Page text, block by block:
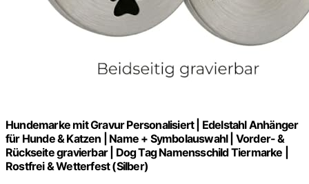
Hundemarke mit Gravur Personalisiert | Edelstahl Anhänger
für Hunde & Katzen | Name + Symbolauswahl | Vorder- &
Rückseite gravierbar | Dog Tag Namensschild Tiermarke |
Rostfrei & Wetterfest (Silber)